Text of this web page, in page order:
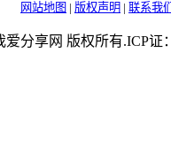
网站地图 | 版权声明 | 联系我们
分享网 版权所有.ICP证：